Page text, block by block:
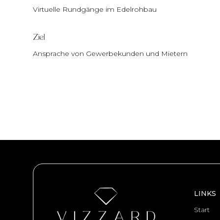
Virtuelle Rundgänge im Edelrohbau
Ziel
Ansprache von Gewerbekunden und Mietern
LINKS
Start